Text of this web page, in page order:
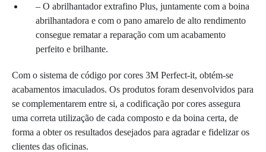
– O abrilhantador extrafino Plus, juntamente com a boina
abrilhantadora e com o pano amarelo de alto rendimento
consegue rematar a reparação com um acabamento
perfeito e brilhante.
Com o sistema de código por cores 3M Perfect-it, obtém-se
acabamentos imaculados. Os produtos foram desenvolvidos para
se complementarem entre si, a codificação por cores assegura
uma correta utilização de cada composto e da boina certa, de
forma a obter os resultados desejados para agradar e fidelizar os
clientes das oficinas.